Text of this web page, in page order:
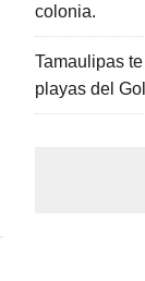
colonia.
Tamaulipas
playas del